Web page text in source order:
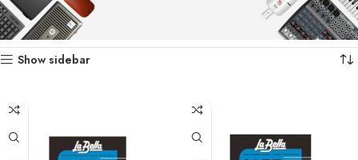
Αρχική σελίδα ΑΝΑΛΩΣΙΜΑ
Σετ ηλεκτρικής
Βλέπετε 1–12 από 96 αποτελέσματα
Show sidebar